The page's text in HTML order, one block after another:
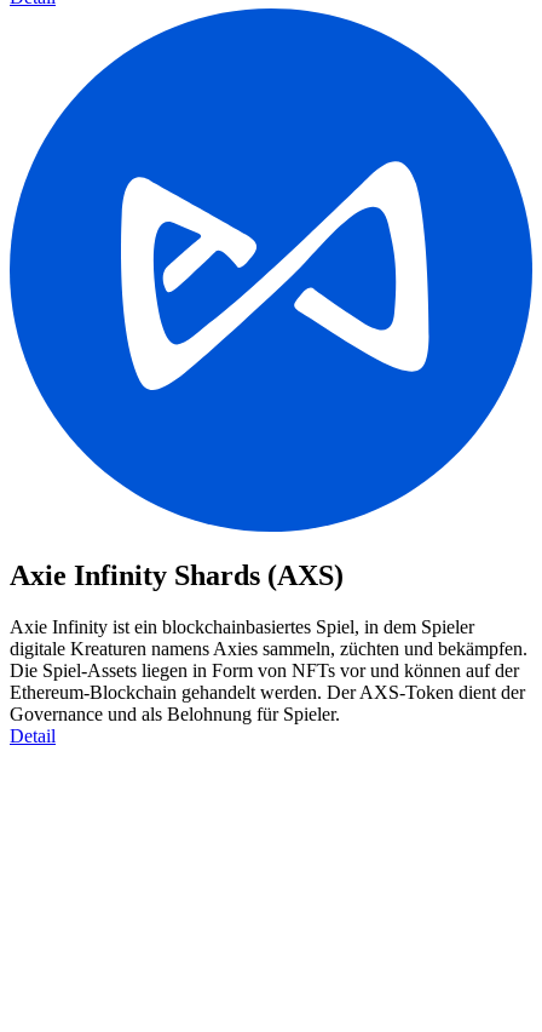
Axie Infinity Shards (AXS)
Axie Infinity ist ein blockchainbasiertes Spiel, in dem Spieler
digitale Kreaturen namens Axies sammeln, züchten und bekämpfen.
Die Spiel-Assets liegen in Form von NFTs vor und können auf der
Ethereum-Blockchain gehandelt werden. Der AXS-Token dient der
Governance und als Belohnung für Spieler.
Detail